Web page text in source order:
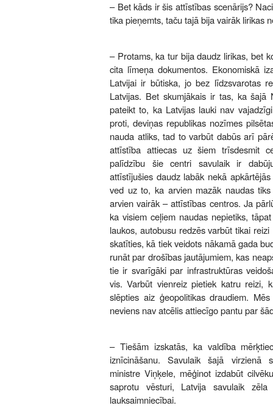
– Bet kāds ir šis attīstības scenārijs?
tika pieņemts, taču tajā bija vairāk lirikas
– Protams, ka tur bija daudz lirikas, bet
cita līmeņa dokumentos. Ekonomiskā
Latvijai ir būtiska, jo bez līdzsvarotas
Latvijas. Bet skumjākais ir tas, ka
pateikt to, ka Latvijas lauki nav
proti, deviņas republikas nozīmes
nauda atliks, tad to varbūt dabūs arī
attīstība attiecas uz šiem trīsdesmit
palīdzību šie centri savulaik ir
attīstījušies daudz labāk nekā
ved uz to, ka arvien mazāk naudas
arvien vairāk – attīstības centros. Ja
ka visiem ceļiem naudas nepietiks,
laukos, autobusu redzēs varbūt tikai
skatīties, kā tiek veidots nākamā gada
runāt par drošības jautājumiem, kas
tie ir svarīgāki par infrastruktūras
vis. Varbūt vienreiz pietiek katru reizi,
slēpties aiz ģeopolitikas draudiem.
neviens nav atcēlis attiecīgo pantu par
– Tiešām izskatās, ka valdība
iznīcināšanu. Savulaik šajā virzienā
ministre Viņķele, mēģinot izdabūt
saprotu vēsturi, Latvija savulaik
lauksaimniecībai.